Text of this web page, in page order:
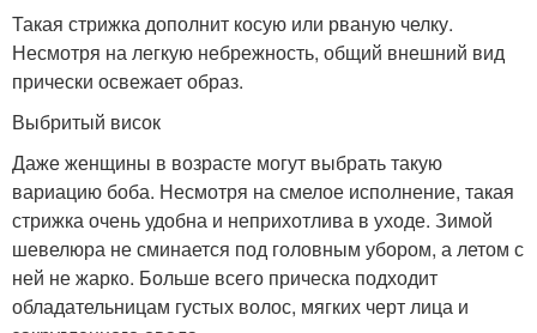
Такая стрижка дополнит косую или рваную челку.
Несмотря на легкую небрежность, общий внешний вид
прически освежает образ.
Выбритый висок
Даже женщины в возрасте могут выбрать такую
вариацию боба. Несмотря на смелое исполнение, такая
стрижка очень удобна и неприхотлива в уходе. Зимой
шевелюра не сминается под головным убором, а летом с
ней не жарко. Больше всего прическа подходит
обладательницам густых волос, мягких черт лица и